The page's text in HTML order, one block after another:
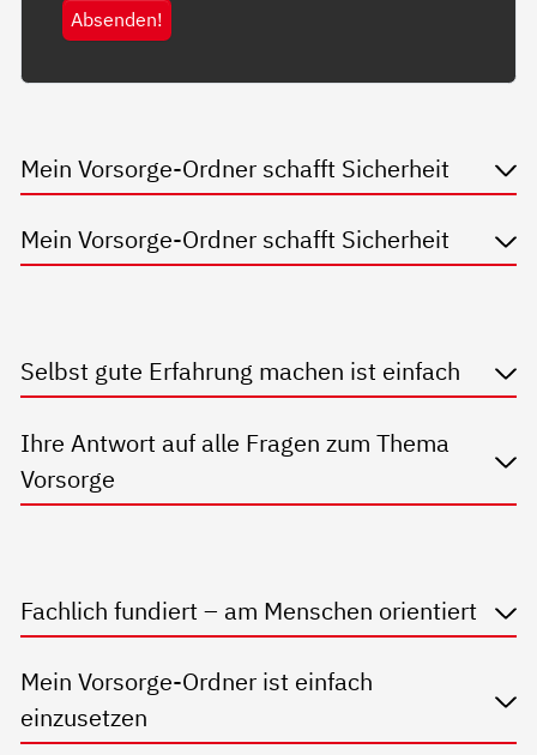
Absenden!
Mein Vorsorge-Ordner schafft Sicherheit
Mein Vorsorge-Ordner schafft Sicherheit
Selbst gute Erfahrung machen ist einfach
Ihre Antwort auf alle Fragen zum Thema
Vorsorge
Fachlich fundiert – am Menschen orientiert
Mein Vorsorge-Ordner ist einfach
einzusetzen